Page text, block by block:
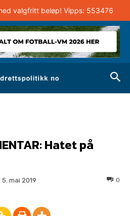
valgfritt beløp! Vipps: 553476
Hatet på
5. mai 2019 0